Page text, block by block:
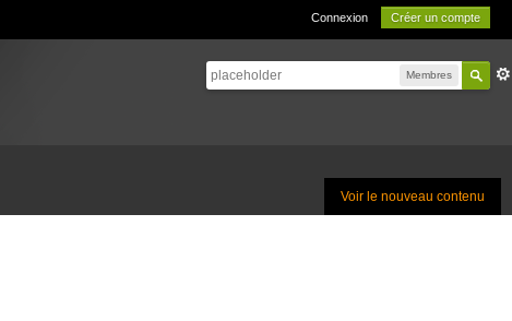
Connexion Créer un compte
Membres
Voir le nouveau contenu